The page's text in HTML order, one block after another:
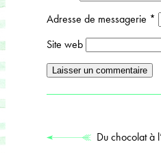
Adresse de messagerie *
Site web
Du chocolat à